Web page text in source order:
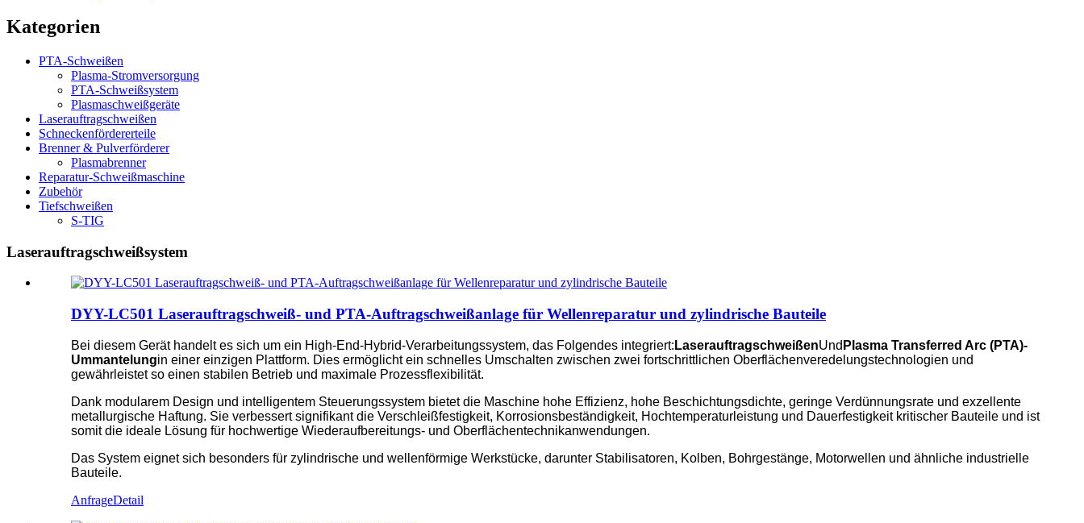
Kategorien
PTA-Schweißen
Plasma-Stromversorgung
PTA-Schweißsystem
Plasmaschweißgeräte
Laserauftragschweißen
Schneckenfördererteile
Brenner & Pulverförderer
Plasmabrenner
Reparatur-Schweißmaschine
Zubehör
Tiefschweißen
S-TIG
Laserauftragschweißsystem
DYY-LC501 Laserauftragschweiß- und PTA-Auftragschweißanlage für Wellenreparatur und zylindrische Bauteile
Bei diesem Gerät handelt es sich um ein High-End-Hybrid-Verarbeitungssystem, das Folgendes integriert: LaserauftragschweißenUnd Plasma Transferred Arc (PTA)-
Ummantelungin einer einzigen Plattform. Dies ermöglicht ein schnelles Umschalten zwischen zwei fortschrittlichen Oberflächenveredelungstechnologien und
gewährleistet so einen stabilen Betrieb und maximale Prozessflexibilität.
Dank modularem Design und intelligentem Steuerungssystem bietet die Maschine hohe Effizienz, hohe Beschichtungsdichte, geringe Verdünnungsrate und exzellente
metallurgische Haftung. Sie verbessert signifikant die Verschleißfestigkeit, Korrosionsbeständigkeit, Hochtemperaturleistung und Dauerfestigkeit kritischer Bauteile und ist
somit die ideale Lösung für hochwertige Wiederaufbereitungs- und Oberflächentechnikanwendungen.
Das System eignet sich besonders für zylindrische und wellenförmige Werkstücke, darunter Stabilisatoren, Kolben, Bohrgestänge, Motorwellen und ähnliche industrielle
Bauteile.
AnfrageDetail